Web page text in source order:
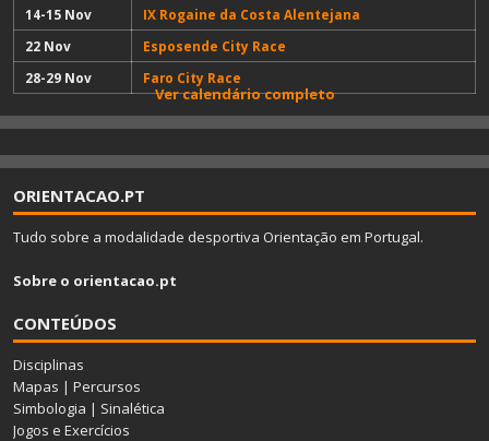
14-15 Nov
IX Rogaine da Costa Alentejana
22 Nov
Esposende City Race
28-29 Nov
Faro City Race
Ver calendário completo
ORIENTACAO.PT
Tudo sobre a modalidade desportiva Orientação em Portugal.
Sobre o orientacao.pt
CONTEÚDOS
Disciplinas
Mapas | Percursos
Simbologia | Sinalética
Jogos e Exercícios